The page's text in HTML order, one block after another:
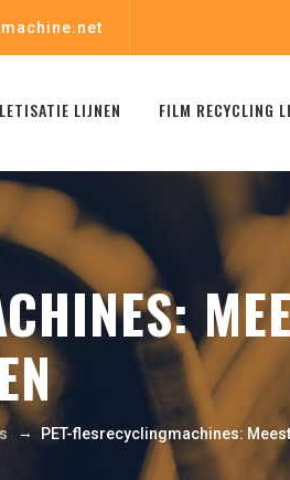
LIJNEN FILM RECYCLING
→PET-flesrecyclingmachines: